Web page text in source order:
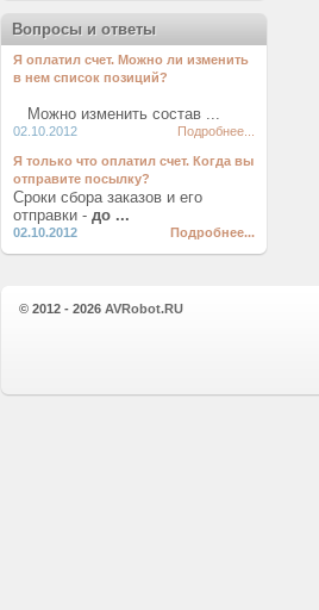
Вопросы и ответы
Я оплатил счет. Можно ли изменить
в нем список позиций?
Можно изменить состав ...
02.10.2012 Подробнее...
Я только что оплатил счет. Когда вы
отправите посылку?
Сроки сбора заказов и его
отправки - до ...
02.10.2012 Подробнее...
© 2012 - 2026 AVRobot.RU